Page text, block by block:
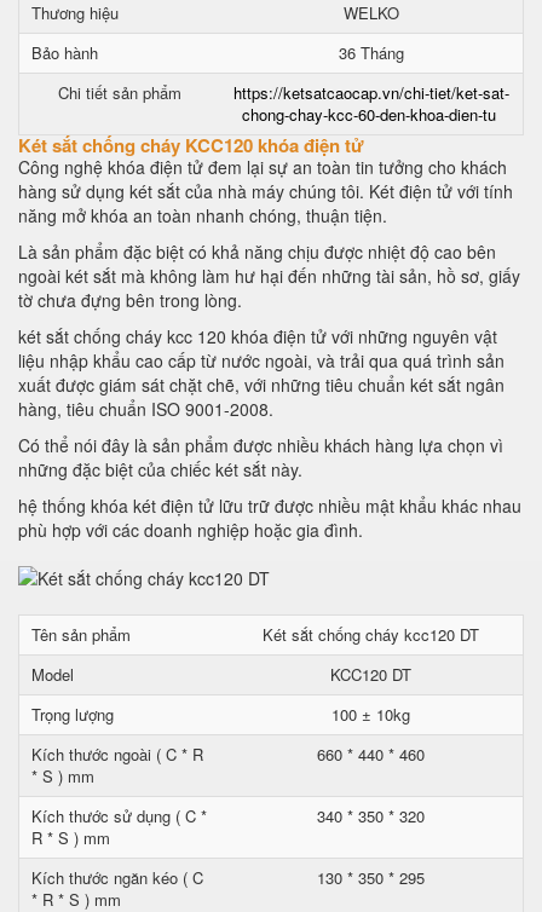
Thương hiệu
WELKO
Bảo hành
36 Tháng
Chi tiết sản phẩm
https://ketsatcaocap.vn/chi-tiet/ket-sat-
chong-chay-kcc-60-den-khoa-dien-tu
Két sắt chống cháy KCC120 khóa điện tử
Công nghệ khóa điện tử đem lại sự an toàn tin tưởng cho khách
hàng sử dụng két sắt của nhà máy chúng tôi. Két điện tử với tính
năng mở khóa an toàn nhanh chóng, thuận tiện.
Là sản phẩm đặc biệt có khả năng chịu được nhiệt độ cao bên
ngoài két sắt mà không làm hư hại đến những tài sản, hồ sơ, giấy
tờ chưa đựng bên trong lòng.
két sắt chống cháy kcc 120 khóa điện tử với những nguyên vật
liệu nhập khẩu cao cấp từ nước ngoài, và trải qua quá trình sản
xuất được giám sát chặt chẽ, với những tiêu chuẩn két sắt ngân
hàng, tiêu chuẩn ISO 9001-2008.
Có thể nói đây là sản phẩm được nhiều khách hàng lựa chọn vì
những đặc biệt của chiếc két sắt này.
hệ thống khóa két điện tử lữu trữ được nhiều mật khẩu khác nhau
phù hợp với các doanh nghiệp hoặc gia đình.
Tên sản phẩm
Két sắt chống cháy kcc120 DT
Model
KCC120 DT
Trọng lượng
100 ± 10kg
Kích thước ngoài ( C * R
* S ) mm
660 * 440 * 460
Kích thước sử dụng ( C *
R * S ) mm
340 * 350 * 320
Kích thước ngăn kéo ( C
* R * S ) mm
130 * 350 * 295